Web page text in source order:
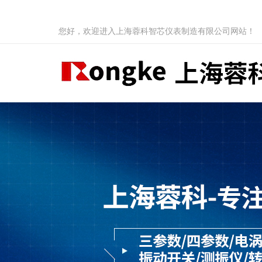
您好，欢迎进入上海蓉科智芯仪表制造有限公司网站！